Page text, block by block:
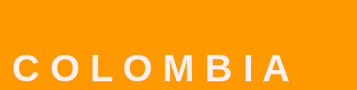
C O L O M B I A